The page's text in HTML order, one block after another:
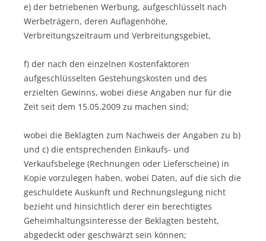
e) der betriebenen Werbung, aufgeschlüsselt nach
Werbeträgern, deren Auflagenhöhe,
Verbreitungszeitraum und Verbreitungsgebiet,
f) der nach den einzelnen Kostenfaktoren
aufgeschlüsselten Gestehungskosten und des
erzielten Gewinns, wobei diese Angaben nur für die
Zeit seit dem 15.05.2009 zu machen sind;
wobei die Beklagten zum Nachweis der Angaben zu b)
und c) die entsprechenden Einkaufs- und
Verkaufsbelege (Rechnungen oder Lieferscheine) in
Kopie vorzulegen haben, wobei Daten, auf die sich die
geschuldete Auskunft und Rechnungslegung nicht
bezieht und hinsichtlich derer ein berechtigtes
Geheimhaltungsinteresse der Beklagten besteht,
abgedeckt oder geschwärzt sein können;